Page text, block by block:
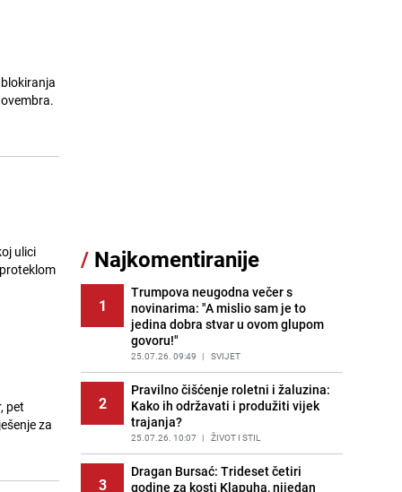
ulici
pet
za
11
oduzeo zastavu s ljiljanima i
sankcionisao vozača iz Bosanskog
Novog
PRIJE 2 DANA BOSNA I HERCEGOVINA
Potresna poruka imama nakon
smrti Aldine Ljubunčić: "Dunjaluk
ne vrijedi ni koliko krilo komarca"
PRIJE OKO 11H | BOSNA I HERCEGOVINA
Tajna savršenog makedonskog
ajvara: Stari recept za kremast i
bogat okus
PRIJE 2 DANA | RECEPTI
/ Najkomentiranije
1
Trumpova neugodna večer s
novinarima: "A mislio sam je to
jedina dobra stvar u ovom glupom
govoru!"
25.07.26. 09:49 | SVIJET
2
Pravilno čišćenje roletni i žaluzina:
Kako ih održavati i produžiti vijek
trajanja?
25.07.26. 10:07 | ŽIVOT I STIL
3
Dragan Bursać: Trideset četiri
godine za kosti Klapuha, nijedan